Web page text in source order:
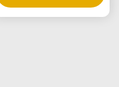
fuente de alimentación